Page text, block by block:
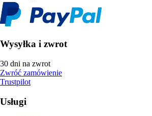
Wysyłka i zwrot
30 dni na zwrot
Zwróć zamówienie
Trustpilot
Usługi